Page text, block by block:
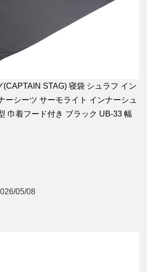
(CAPTAIN STAG) 寝袋 シュラフ イン
ーシーツ サーモライト インナーシュ
巾着フード付き ブラック UB-33 幅
05/08